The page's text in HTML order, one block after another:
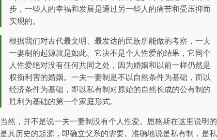
步，一些人的幸福和发展是通过另一些人的痛苦和受压抑而
实现的。
根据我们对古代最文明、最发达的民族所能做的考察，一夫
一妻制的起源就是如此。它决不是个人性爱的结果，它同个
人性爱绝对没有任何共同之处，因为婚姻和以前一样仍然是
权衡利害的婚姻。一夫一妻制是不以自然条件为基础，而以
经济条件为基础，即以私有制对原始的自然长成的公有制的
胜利为基础的第一个家庭形式。
当然，并不是说一夫一妻制没有个人性爱。恩格斯在这里说明的
是其历史的起源，即确立父系的需要。准确地说是私有制，是私